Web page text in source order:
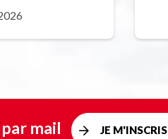
mail JE M'INSCRIS